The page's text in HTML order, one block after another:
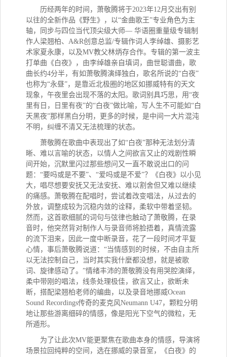
历经两年的时间，萧敬腾将于2023年12月交出有别
以往的全新作品《野生》，以“金曲歌王”专业角色为主
轴，同步与四位当代顶尖级大师— 华语圈重量级专辑制
作人梁翘柏、A&R创意总监/专辑作词人李绰雄、摄影艺
术家夏永康，以及MV教父林炳存合作。专辑的第一波主
打单曲《白夜》，由李绰雄亲自填词，曲世聪谱曲，歌
曲长约4分半，有如萧敬腾演绎独白，歌名所说的“白夜”
也称为“永昼”，是靠近北极圈的地区如挪威特有的天文
现象，午夜里会出现不落的太阳。歌词别具巧思，用“夜
里有日，日里有夜”的“白夜”做比喻，写人生不可能如“白
天黑夜”那样黑白分明，更多的时候，是中间一大片混沌
不明，纠缠不清又无法梳理的状态。
萧敬腾在歌曲中表现出了如“白夜”那种无法划分清
晰、难以言喻的状态，以情人之间欲言又止的戏剧性瞬
间开始，沉默里闪过那些想问又一直不敢说出口的问
题：“要吗或是不要”、“爱吗或是不爱”？《白夜》以小见
大，唱尽想要安抚又无法安抚、难以割舍但又难以继续
的痛感。萧敬腾在配唱时，尝试着改变唱法，从过去的
外放，调整成较为沉稳内敛的诠释，柔软中带着坚韧。
然而，这首歌细腻的词句与弦律也触动了萧敬腾，在录
音时，他突然背对制作人与录音师将脸捂着，真情流露
的流下泪来，因此一度中断录音，花了一段时间才平复
心情，事后萧敬腾说道：“当情感到的时候，不由自主所
以无法控制自己，当时其实我什麼都没想，就是被歌
词、旋律感动了。”情绪丰沛的萧敬腾没有用哭腔演绎，
柔中带刚的唱法，线条处理极佳，欲言又止，欲断未
断，搭配梁翘柏老师的编曲，以及录音地挪威Ocean
Sound Recordings传奇的麦克风Neumann U47，颗粒分明
地让那些游离细碎的情感，像是阳光下空气的微粒，无
所遁形。
为了让此次MV能更聚焦在歌曲本身的情感，导演将
场景拉回纯粹的空间，选在挪威的录音室，《白夜》的